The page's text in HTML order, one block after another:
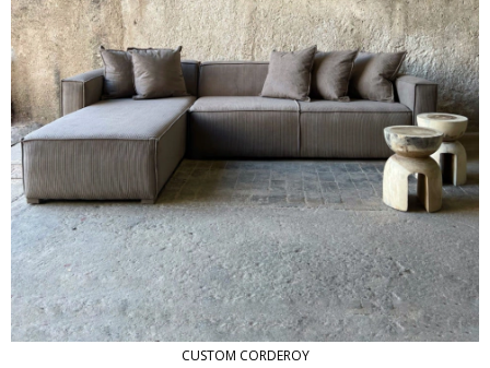
CUSTOM CORDEROY